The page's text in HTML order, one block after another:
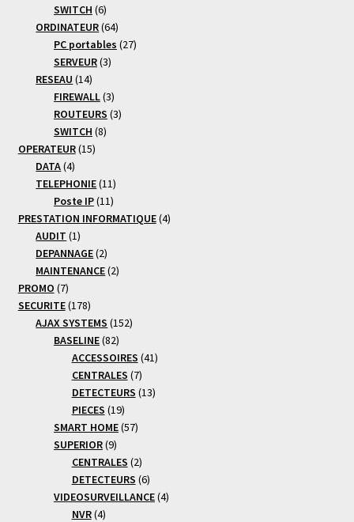
SWITCH 66
produits
ORDINATEUR 6464
produits
PC portables 2727
SERVEUR 33
RESEAU 1414
produits
FIREWALL 33
produits
ROUTEURS 33
SWITCH 88
OPERATEUR 1515
DATA 44
produits
TELEPHONIE 1111
produits
Poste IP 1111
produits
PRESTATION INFORMATIQUE 44
AUDIT 11
produit
DEPANNAGE 22
produits
MAINTENANCE 22
PROMO 77
produits
SECURITE 178178
produits
AJAX SYSTEMS 152152
BASELINE 8282
produits
ACCESSOIRES 4141
CENTRALES 77
produits
DETECTEURS 1313
PIECES 1919
produits
SMART HOME 5757
SUPERIOR 99
produits
CENTRALES 22
produits
DETECTEURS 66
produits
VIDEOSURVEILLANCE 44
NVR 44